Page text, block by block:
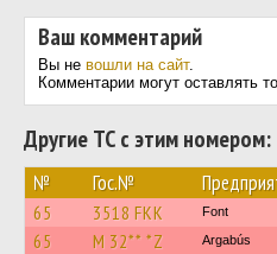
Ваш комментарий
Вы не вошли на сайт.
Комментарии могут оставлять
Другие ТС с этим номером:
№ Гос.№
65 3518 FKK Font
65 M 32** *Z Argabús